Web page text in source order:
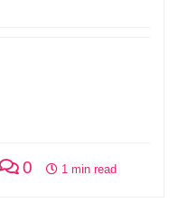
0 1 min read